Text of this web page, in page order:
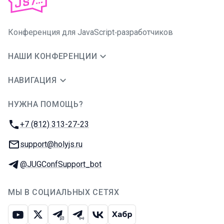
Конференция для JavaScript‑разработчиков
НАШИ КОНФЕРЕНЦИИ
НАВИГАЦИЯ
НУЖНА ПОМОЩЬ?
Телефон:
+7 (812) 313-27-23
E-mail:
support@holyjs.ru
Телеграм:
@JUGConfSupport_bot
МЫ В СОЦИАЛЬНЫХ СЕТЯХ
ЮтубИкс Телеграм-чат
Телеграм-канал
ВКонтакте
Хабр